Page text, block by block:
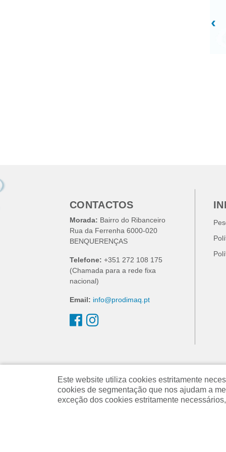
‹
CONTACTOS
Morada: Bairro do Ribanceiro
Rua da Ferrenha 6000-020
BENQUERENÇAS
Telefone: +351 272 108 175
(Chamada para a rede fixa
nacional)
Email: info@prodimaq.pt
Este website utiliza cookies estritamente
cookies de segmentação que nos ajudam a
exceção dos cookies estritamente